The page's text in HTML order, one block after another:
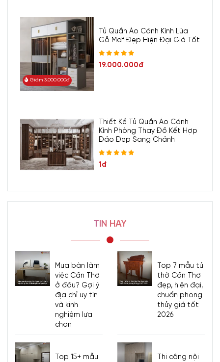
Giảm 3.000.000đ
Tủ Quần Áo Cánh Kính Lùa
Gỗ Mdf Đẹp Hiện Đại Giá Tốt
19.000.000đ
Thiết Kế Tủ Quần Áo Cánh
Kính Phòng Thay Đồ Kết Hợp
Đảo Đẹp Sang Chảnh
1đ
TIN HAY
Mua bàn làm
việc Cần Thơ
ở đâu? Gợi ý
địa chỉ uy tín
và kinh
nghiệm lựa
chọn
Top 7 mẫu tủ
thờ Cần Thơ
đẹp, hiện đại,
chuẩn phong
thủy giá tốt
2026
Top 15+ mẫu Thi công nội